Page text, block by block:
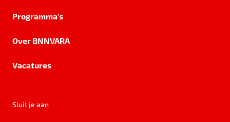
Programma's
Over BNNVARA
Vacatures
Sluit je aan